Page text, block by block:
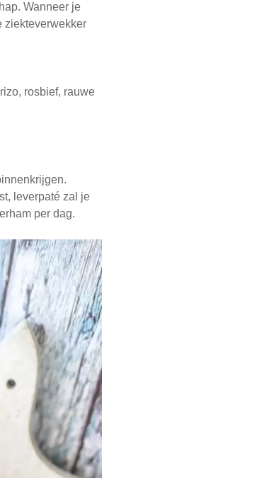
Wanneer je
ziekteverwekker
rosbief, rauwe
leverpaté zal je
per dag.